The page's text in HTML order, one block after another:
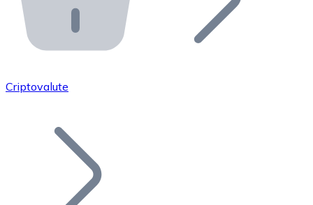
API Bitnovo
Integra la nostra API nel tuo ecosistema.
Unisciti alla nostra rete di rivenditori e
Aggiungi il token del tuo progetto al nostro servizio di
Criptovalute